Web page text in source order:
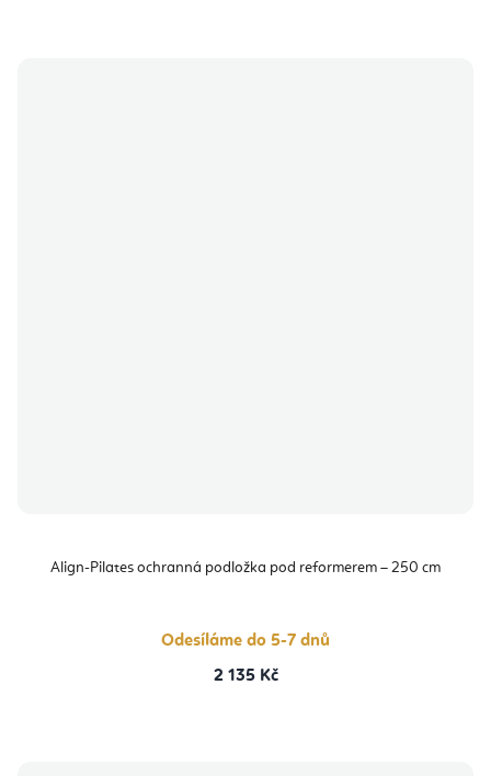
Align-Pilates ochranná podložka pod reformerem – 250 cm
Odesíláme do 5-7 dnů
2 135 Kč